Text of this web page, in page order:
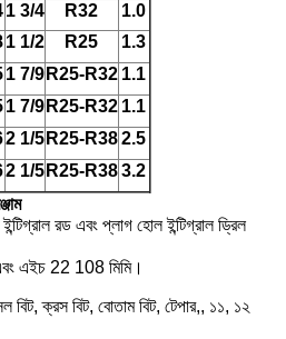
1 3/4 R32
1.0
1 1/2 R25
1.3
1 7/9 R25-R32 1.1
1 7/9 R25-R32 1.1
2 1/5 R25-R38 2.5
2 1/5 R25-R38 3.2
রড এবং প্লাগ হোল ইন্টিগ্রাল ড্রিল
এইচ 22 108 মিমি।
বিট, ক্রস বিট, বোতাম বিট, টেপার,, ১১, ১২